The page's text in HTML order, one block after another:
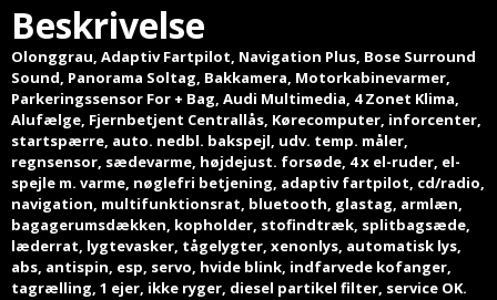
Beskrivelse
Olonggrau, Adaptiv Fartpilot, Navigation Plus, Bose Surround
Sound, Panorama Soltag, Bakkamera, Motorkabinevarmer,
Parkeringssensor For + Bag, Audi Multimedia, 4 Zonet Klima,
Alufælge, Fjernbetjent Centrallås, Kørecomputer, inforcenter,
startspærre, auto. nedbl. bakspejl, udv. temp. måler,
regnsensor, sædevarme, højdejust. forsøde, 4 x el-ruder, el-
spejle m. varme, nøglefri betjening, adaptiv fartpilot, cd/radio,
navigation, multifunktionsrat, bluetooth, glastag, armlæn,
bagagerumsdækken, kopholder, stofindtræk, splitbagsæde,
læderrat, lygtevasker, tågelygter, xenonlys, automatisk lys,
abs, antispin, esp, servo, hvide blink, indfarvede kofanger,
tagrælling, 1 ejer, ikke ryger, diesel partikel filter, service OK.